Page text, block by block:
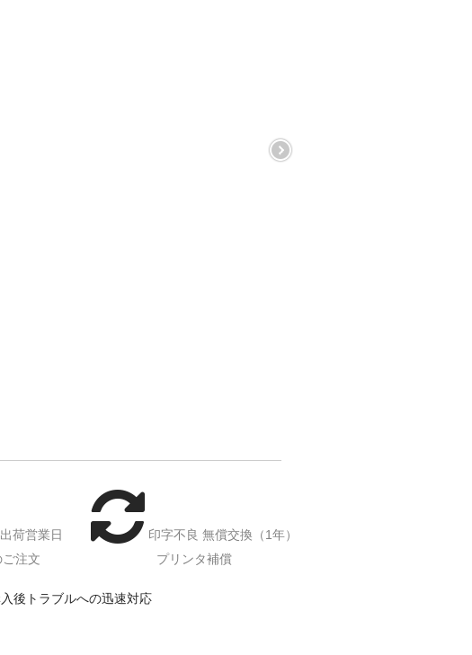
荷営業日
注文
印字不良 無償交換（1年）
プリンタ補償
後トラブルへの迅速対応